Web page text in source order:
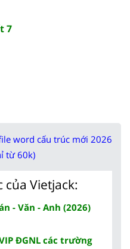
7
word cấu trúc mới 2026
từ 60k)
của Vietjack:
- Văn - Anh (2026)
ĐGNL các trường